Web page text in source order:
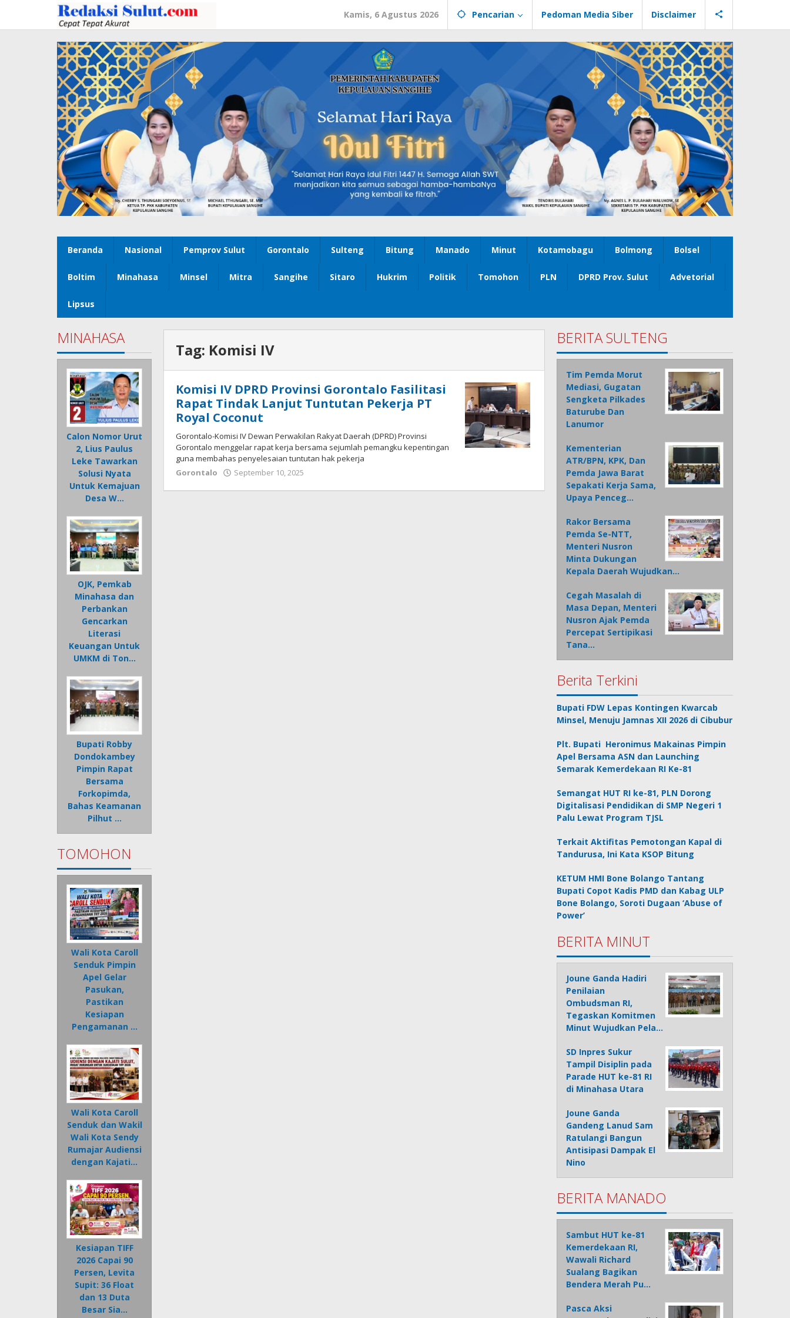
konten
Kamis, 6 Agustus 2026 Pencarian Pedoman Media Siber Disclaimer
Beranda Nasional Pemprov Sulut Gorontalo Sulteng Bitung Manado Minut Kotamobagu Bolmong Bolsel
Boltim Minahasa Minsel Mitra Sangihe Sitaro Hukrim Politik Tomohon PLN DPRD Prov. Sulut Advetorial
Lipsus
MINAHASA
Calon Nomor Urut
2, Lius Paulus
Leke Tawarkan
Solusi Nyata
Untuk Kemajuan
Desa W…
OJK, Pemkab
Minahasa dan
Perbankan
Gencarkan
Literasi
Keuangan Untuk
UMKM di Ton…
Bupati Robby
Dondokambey
Pimpin Rapat
Bersama
Forkopimda,
Bahas Keamanan
Pilhut …
TOMOHON
Wali Kota Caroll
Senduk Pimpin
Apel Gelar
Pasukan,
Pastikan
Kesiapan
Pengamanan …
Wali Kota Caroll
Senduk dan Wakil
Wali Kota Sendy
Rumajar Audiensi
dengan Kajati…
Kesiapan TIFF
2026 Capai 90
Persen, Levita
Supit: 36 Float
dan 13 Duta
Besar Sia…
Tag: Komisi IV
Komisi IV DPRD Provinsi Gorontalo Fasilitasi
Rapat Tindak Lanjut Tuntutan Pekerja PT
Royal Coconut
Gorontalo-Komisi IV Dewan Perwakilan Rakyat Daerah (DPRD) Provinsi
Gorontalo menggelar rapat kerja bersama sejumlah pemangku kepentingan
guna membahas penyelesaian tuntutan hak pekerja
Gorontalo
September 10, 2025
BERITA SULTENG
Tim Pemda Morut
Mediasi, Gugatan
Sengketa Pilkades
Baturube Dan
Lanumor
Kementerian
ATR/BPN, KPK, Dan
Pemda Jawa Barat
Sepakati Kerja Sama,
Upaya Penceg…
Rakor Bersama
Pemda Se-NTT,
Menteri Nusron
Minta Dukungan
Kepala Daerah Wujudkan…
Cegah Masalah di
Masa Depan, Menteri
Nusron Ajak Pemda
Percepat Sertipikasi
Tana…
Berita Terkini
Bupati FDW Lepas Kontingen Kwarcab
Minsel, Menuju Jamnas XII 2026 di Cibubur
Plt. Bupati Heronimus Makainas Pimpin
Apel Bersama ASN dan Launching
Semarak Kemerdekaan RI Ke-81
Semangat HUT RI ke-81, PLN Dorong
Digitalisasi Pendidikan di SMP Negeri 1
Palu Lewat Program TJSL
Terkait Aktifitas Pemotongan Kapal di
Tandurusa, Ini Kata KSOP Bitung
KETUM HMI Bone Bolango Tantang
Bupati Copot Kadis PMD dan Kabag ULP
Bone Bolango, Soroti Dugaan ‘Abuse of
Power’
BERITA MINUT
Joune Ganda Hadiri
Penilaian
Ombudsman RI,
Tegaskan Komitmen
Minut Wujudkan Pela…
SD Inpres Sukur
Tampil Disiplin pada
Parade HUT ke-81 RI
di Minahasa Utara
Joune Ganda
Gandeng Lanud Sam
Ratulangi Bangun
Antisipasi Dampak El
Nino
BERITA MANADO
Sambut HUT ke-81
Kemerdekaan RI,
Wawali Richard
Sualang Bagikan
Bendera Merah Pu…
Pasca Aksi